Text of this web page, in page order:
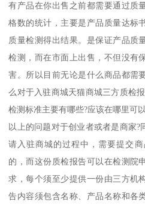
有产品在你出售之前都需要通过质
格数的统计，主要是产品质量达标
质量检测得出结果。是保证产品质
检测，而在市面上出售，不但没有
害。所以目前无论是什么商品都需
么对于入驻商城天猫商城三方质检
检测标准主要有哪些?应该在哪里可
以上的问题对于创业者或者是商家
请入驻商城的过程中，需要提交
的，而这份质检报告可以在检测院
求，每个须至少提供一份由三方机
告内容须包含名称、产品名称和各